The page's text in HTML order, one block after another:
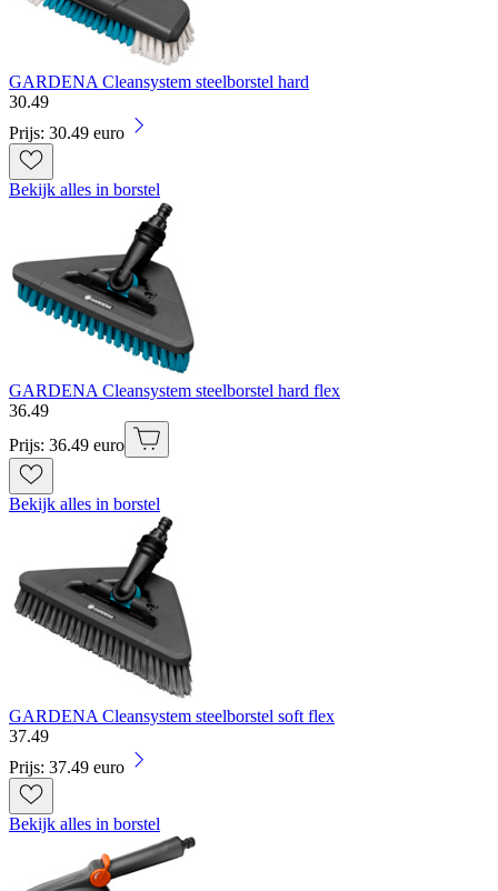
GARDENA Cleansystem steelborstel hard
30.49
Prijs: 30.49 euro
Bekijk alles in borstel
GARDENA Cleansystem steelborstel hard flex
36.49
Prijs: 36.49 euro
Bekijk alles in borstel
GARDENA Cleansystem steelborstel soft flex
37.49
Prijs: 37.49 euro
Bekijk alles in borstel